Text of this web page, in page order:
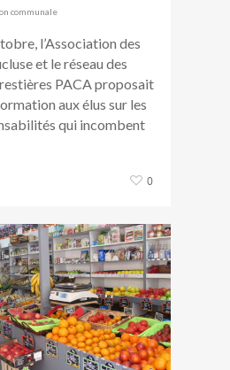
communale
l’Association des
et le réseau des
PACA proposait
aux élus sur les
qui incombent
0